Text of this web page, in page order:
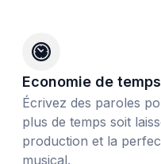
Economie de temps
Écrivez des paroles
plus de temps soit
production et la
musical.